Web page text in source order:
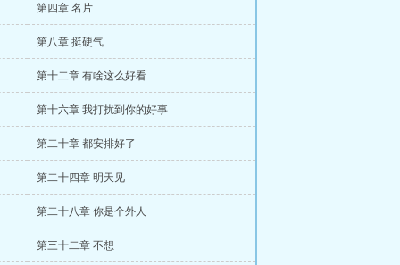
第四章 名片
第八章 挺硬气
第十二章 有啥这么好看
第十六章 我打扰到你的好事
第二十章 都安排好了
第二十四章 明天见
第二十八章 你是个外人
第三十二章 不想